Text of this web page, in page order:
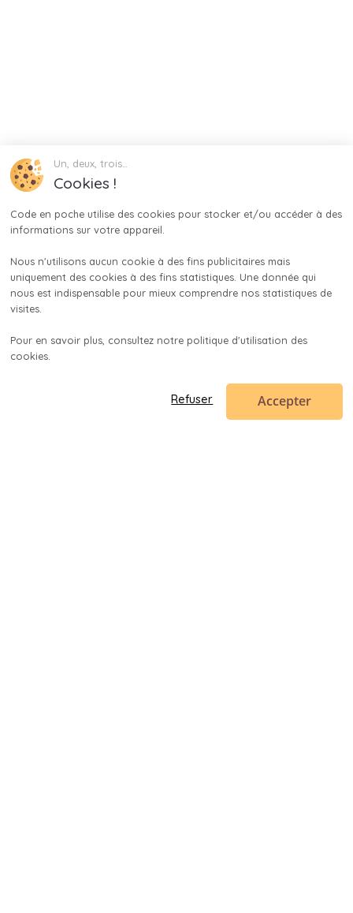
Un, deux, trois…
Cookies !
Code en poche utilise des cookies pour stocker et/ou accéder à des
informations sur votre appareil.
Nous n'utilisons aucun cookie à des fins publicitaires mais
uniquement des cookies à des fins statistiques. Une donnée qui
nous est indispensable pour mieux comprendre nos statistiques de
visites.
Pour en savoir plus, consultez notre politique d'utilisation des
cookies.
Refuser Accepter